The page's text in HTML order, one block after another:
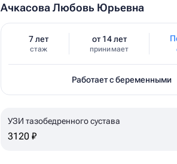
Ачкасова Любовь Юрьевна
7 лет
стаж
от 14 лет
принимает
Работает с беременными
УЗИ тазобедренного сустава
3120 ₽